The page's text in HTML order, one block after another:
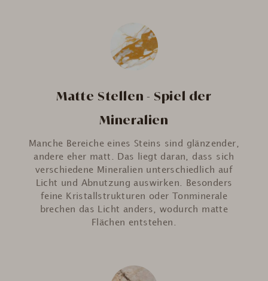
Matte Stellen - Spiel der
Mineralien
Manche Bereiche eines Steins sind glänzender,
andere eher matt. Das liegt daran, dass sich
verschiedene Mineralien unterschiedlich auf
Licht und Abnutzung auswirken. Besonders
feine Kristallstrukturen oder Tonminerale
brechen das Licht anders, wodurch matte
Flächen entstehen.